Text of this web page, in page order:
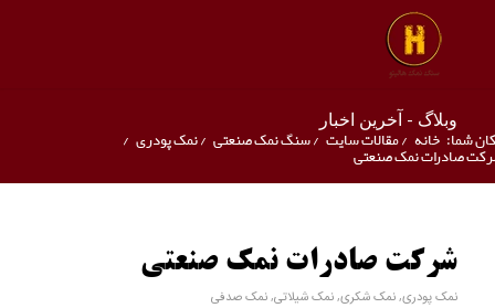
وبلاگ - آخرین اخبار
شما: خانه /مقالات سایت /سنگ نمک صنعتی /نمک پودری /
صادرات نمک صنعتی
شرکت صادرات نمک صنعتی
نمک پودری, نمک شکری, نمک شیلاتی, نمک صدفی